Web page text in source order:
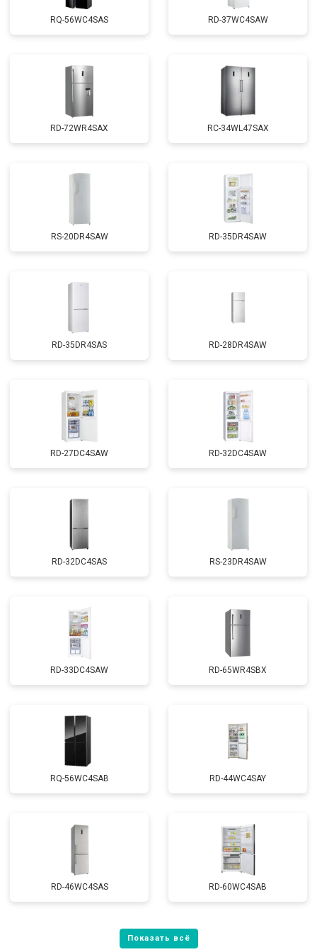
RQ-56WC4SAS RD-37WC4SAW
RD-72WR4SAX RС-34WL47SAX
RS-20DR4SAW RD-35DR4SAW
RD-35DR4SAS RD-28DR4SAW
RD-27DC4SAW RD-32DC4SAW
RD-32DC4SAS RS-23DR4SAW
RD-33DC4SAW RD-65WR4SBX
RQ-56WC4SAB RD-44WC4SAY
RD-46WC4SAS RD-60WC4SAB